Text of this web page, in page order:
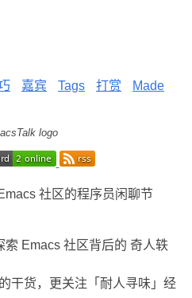
嘉宾 Tags 打赏
Made
社区的程序员闲聊节
索 Emacs 社区背后的 奇人轶
干货，更关注「耐人寻味」经